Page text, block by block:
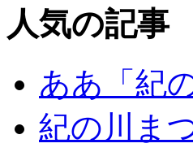
人気の記事
ああ「紀
紀の川ま